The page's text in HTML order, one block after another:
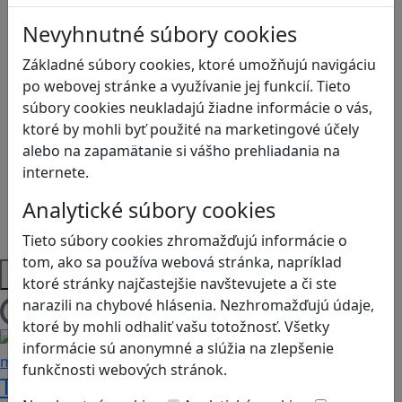
Nevyhnutné súbory cookies
Základné súbory cookies, ktoré umožňujú navigáciu
po webovej stránke a využívanie jej funkcií. Tieto
súbory cookies neukladajú žiadne informácie o vás,
ktoré by mohli byť použité na marketingové účely
alebo na zapamätanie si vášho prehliadania na
internete.
Analytické súbory cookies
Tieto súbory cookies zhromažďujú informácie o
tom, ako sa používa webová stránka, napríklad
ktoré stránky najčastejšie navštevujete a či ste
narazili na chybové hlásenia. Nezhromažďujú údaje,
ktoré by mohli odhaliť vašu totožnosť. Všetky
informácie sú anonymné a slúžia na zlepšenie
funkčnosti webových stránok.
Kreativita
Kritické myslenie
Kyberšikana
Logické myslenie
Ľudské práva a tolerancia
Motorika a koncentrácia
Programovanie/Technika
Strategické myslenie
Zdravie a pohyb
Platformy
Načítam blogy
Tick Tock: A Tale for Tw‪o je hra s